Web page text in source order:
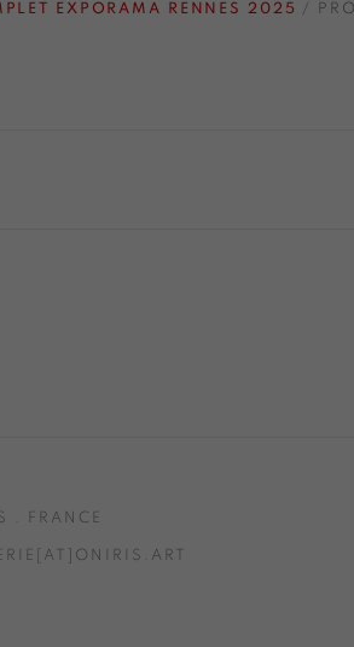
EXPORAMA RENNES 2025 /
. FRANCE